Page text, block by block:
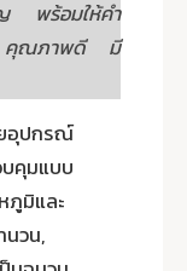
พร้อมให้คำ
ย คุณภาพดี มี
อุปกรณ์
คุมแบบ
ภูมิและ
วน,